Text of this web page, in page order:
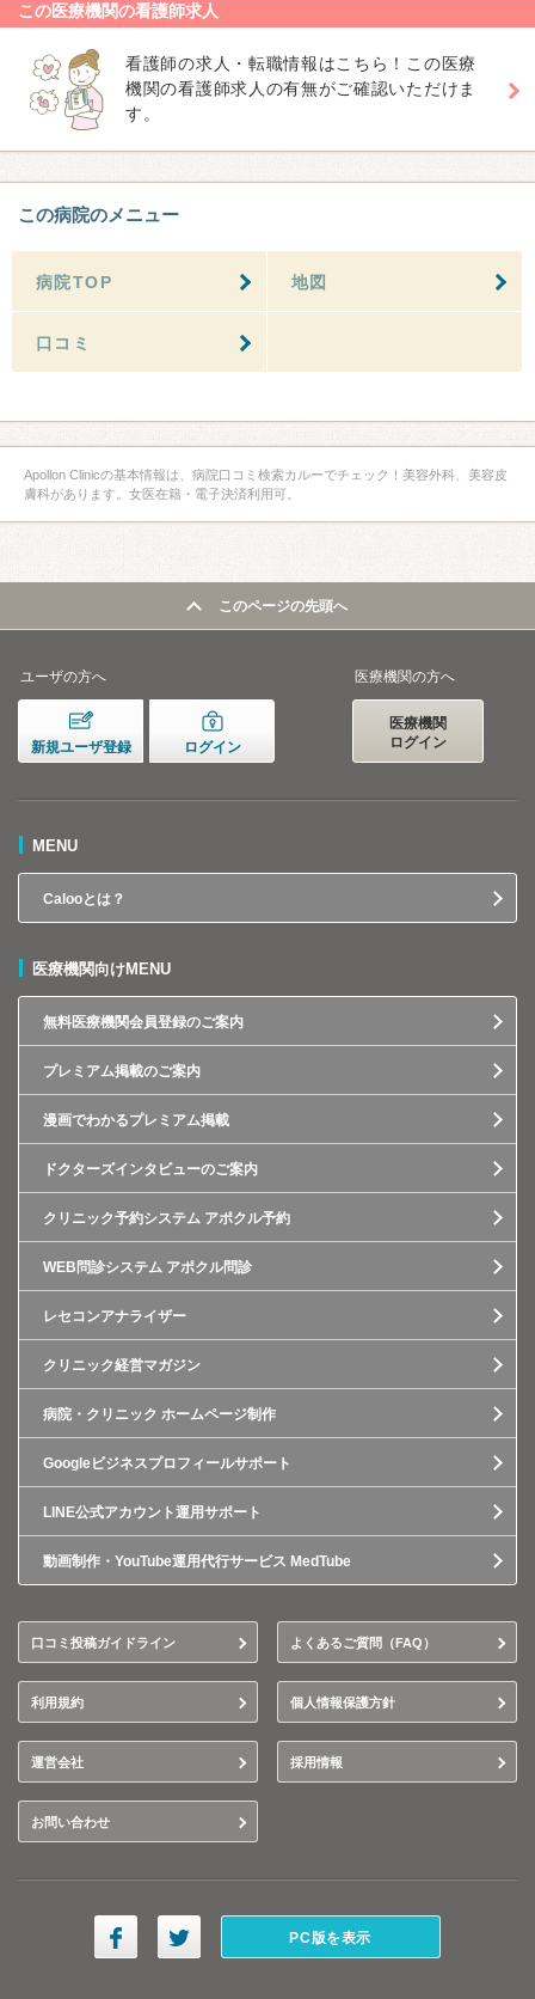
この医療機関の看護師求人
看護師の求人・転職情報はこちら！この医療
機関の看護師求人の有無がご確認いただけま
す。
この病院のメニュー
病院TOP 地図
口コミ
Apollon Clinicの基本情報は、病院口コミ検索カルーでチェック！美容外科、美容皮
膚科があります。女医在籍・電子決済利用可。
このページの先頭へ
ユーザの方へ
新規ユーザ登録 ログイン
医療機関の方へ
医療機関
ログイン
MENU
Calooとは？
医療機関向けMENU
無料医療機関会員登録のご案内
プレミアム掲載のご案内
漫画でわかるプレミアム掲載
ドクターズインタビューのご案内
クリニック予約システム アポクル予約
WEB問診システム アポクル問診
レセコンアナライザー
クリニック経営マガジン
病院・クリニック ホームページ制作
Googleビジネスプロフィールサポート
LINE公式アカウント運用サポート
動画制作・YouTube運用代行サービス MedTube
口コミ投稿ガイドライン よくあるご質問（FAQ）
利用規約 個人情報保護方針
運営会社 採用情報
お問い合わせ
PC版を表示